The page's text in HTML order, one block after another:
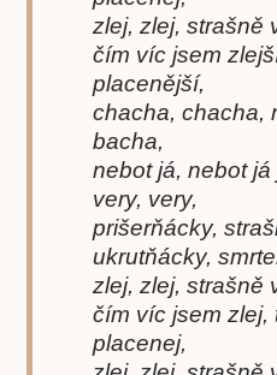
zlej, zlej, strašně
čím víc jsem
placenější,
chacha, chacha,
bacha,
nebot já, nebot
very, very,
prišerňácky,
ukrutňácky,
zlej, zlej, strašně
čím víc jsem zlej,
placenej,